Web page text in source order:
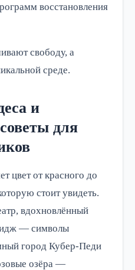
восстановления
свободу, а
среде.
и
для
цвет от красного до
стоит увидеть.
вдохновлённый
— символы
город Кубер-Педи
озёра —